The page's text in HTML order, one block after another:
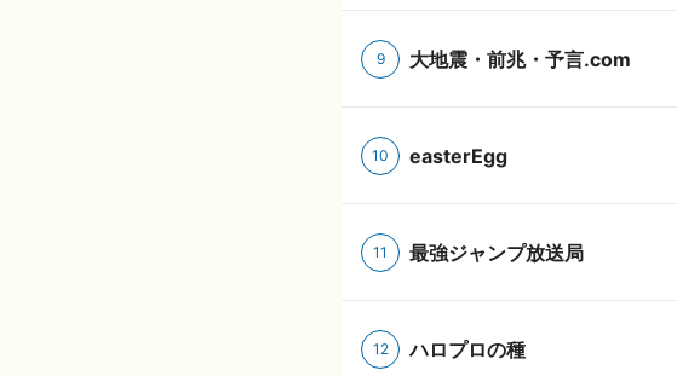
9 大地震・前兆・予言.com
10 easterEgg
11 最強ジャンプ放送局
12 ハロプロの種